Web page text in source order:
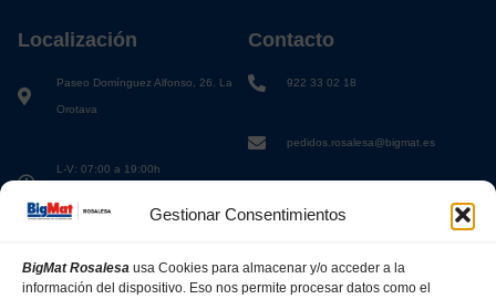
Gestionar Consentimientos
BigMat Rosalesa usa Cookies para almacenar y/o acceder a la
información del dispositivo. Eso nos permite procesar datos como el
Localización
Paseo Domínguez Alfonso, 26. La
Orotava
L-V: 07:00 a 19:00h
Contacto
922 33 02 18
pedidos.rosalesa@bigmat.es